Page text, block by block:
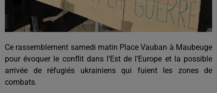
Ce rassemblement samedi matin Place Vauban à Maubeuge
pour évoquer le conflit dans l’Est de l’Europe et la possible
arrivée de réfugiés ukrainiens qui fuient les zones de
combats.